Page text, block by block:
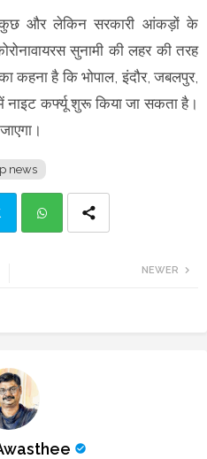
कुछ और लेकिन सरकारी आंकड़ों के
सुनामी की लहर की तरह
कहना है कि भोपाल, इंदौर, जबलपुर,
नाइट कर्फ्यू शुरू किया जा सकता है।
news
NEWER